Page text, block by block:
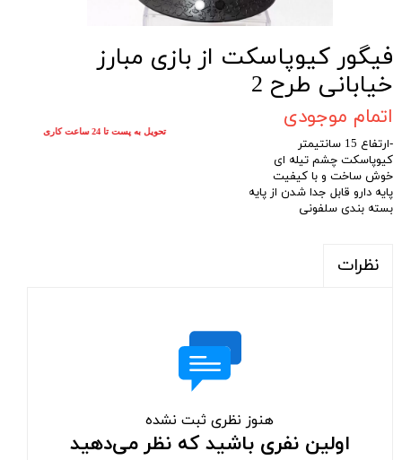
فیگور کیوپاسکت از بازی مبارز
خیابانی طرح 2
اتمام موجودی
-ارتفاع 15 سانتیمتر
کیوپاسکت چشم تیله ای
خوش ساخت و با کیفیت
پایه دارو قابل جدا شدن از پایه
بسته بندی سلفونی
نظرات
هنوز نظری ثبت نشده
اولین نفری باشید که نظر می‌دهید
تحویل به پست تا 24 ساعت کاری